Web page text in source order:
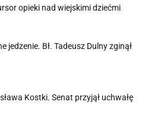
opieki nad wiejskimi dziećmi
jedzenie. Bł. Tadeusz Dulny zginął
Kostki. Senat przyjął uchwałę